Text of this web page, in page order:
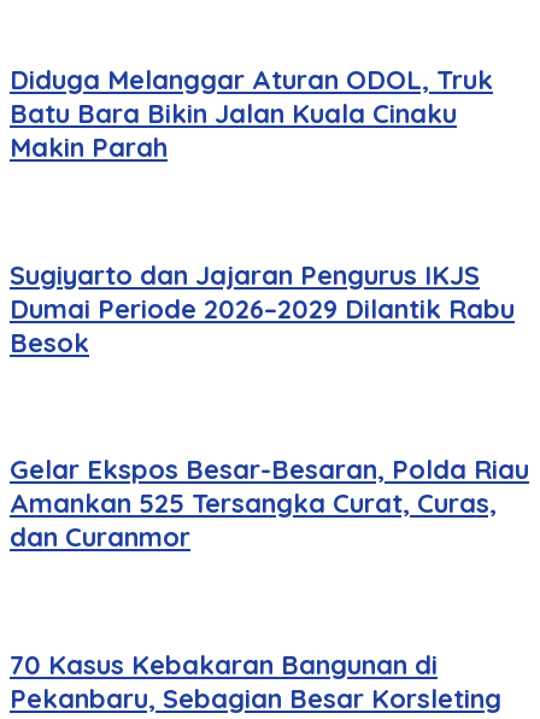
Diduga Melanggar Aturan ODOL, Truk
Batu Bara Bikin Jalan Kuala Cinaku
Makin Parah
Sugiyarto dan Jajaran Pengurus IKJS
Dumai Periode 2026–2029 Dilantik Rabu
Besok
Gelar Ekspos Besar-Besaran, Polda Riau
Amankan 525 Tersangka Curat, Curas,
dan Curanmor
70 Kasus Kebakaran Bangunan di
Pekanbaru, Sebagian Besar Korsleting